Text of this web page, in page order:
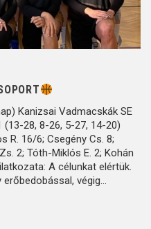
Kanizsai Vadmacskák SE
28, 8-26, 5-27, 14-20)
R. 16/6; Csegény Cs. 8;
2; Tóth-Miklós E. 2; Kohán
A célunkat elértük.
végig…